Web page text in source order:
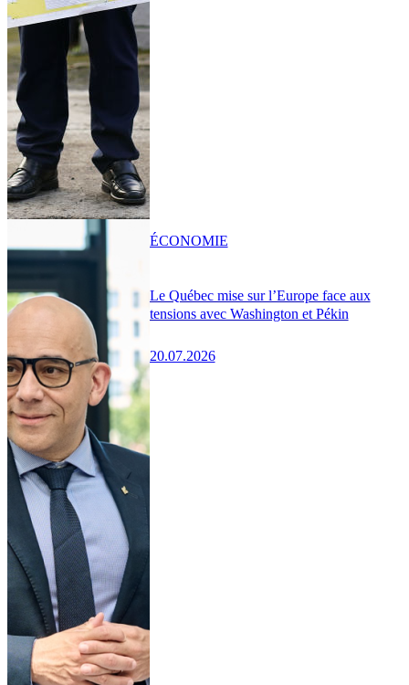
Le Québec mise sur l’Europe face aux
tensions avec Washington et Pékin
20.07.2026
ÉCONOMIE